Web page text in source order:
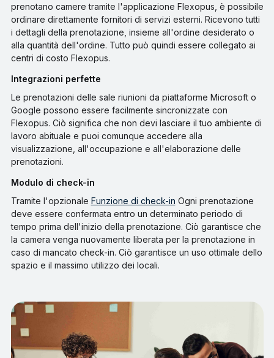
prenotano camere tramite l'applicazione Flexopus, è possibile
ordinare direttamente fornitori di servizi esterni. Ricevono tutti
i dettagli della prenotazione, insieme all'ordine desiderato o
alla quantità dell'ordine. Tutto può quindi essere collegato ai
centri di costo Flexopus.
Integrazioni perfette
Le prenotazioni delle sale riunioni da piattaforme Microsoft o
Google possono essere facilmente sincronizzate con
Flexopus. Ciò significa che non devi lasciare il tuo ambiente di
lavoro abituale e puoi comunque accedere alla
visualizzazione, all'occupazione e all'elaborazione delle
prenotazioni.
Modulo di check-in
Tramite l'opzionale Funzione di check-in Ogni prenotazione
deve essere confermata entro un determinato periodo di
tempo prima dell'inizio della prenotazione. Ciò garantisce che
la camera venga nuovamente liberata per la prenotazione in
caso di mancato check-in. Ciò garantisce un uso ottimale dello
spazio e il massimo utilizzo dei locali.